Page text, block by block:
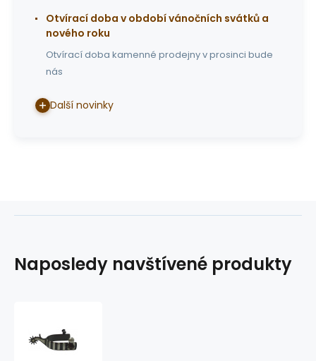
Otvírací doba v období vánočních svátků a
nového roku
Otvírací doba kamenné prodejny v prosinci bude
nás
Další novinky
Naposledy navštívené produkty